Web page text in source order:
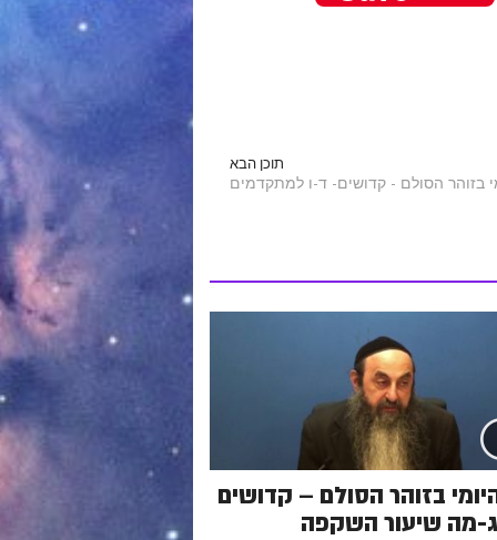
תוכן הבא
בזוהר הסולם – קדושים
מה שיעור השקפה